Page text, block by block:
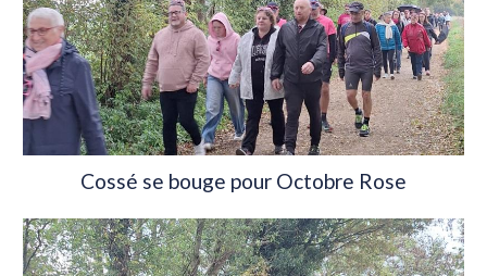
Cossé se bouge pour Octobre Rose